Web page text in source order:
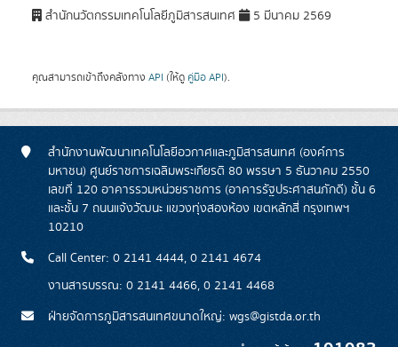
สำนักนวัตกรรมเทคโนโลยีภูมิสารสนเทศ 5 มีนาคม 2569
คุณสามารถเข้าถึงคลังทาง API (ให้ดู คู่มือ API).
สำนักงานพัฒนาเทคโนโลยีอวกาศและภูมิสารสนเทศ (องค์การ
มหาชน) ศูนย์ราชการเฉลิมพระเกียรติ 80 พรรษา 5 ธันวาคม 2550
เลขที่ 120 อาคารรวมหน่วยราชการ (อาคารรัฐประศาสนภักดี) ชั้น 6
และชั้น 7 ถนนแจ้งวัฒนะ แขวงทุ่งสองห้อง เขตหลักสี่ กรุงเทพฯ
10210
Call Center: 0 2141 4444, 0 2141 4674
งานสารบรรณ: 0 2141 4466, 0 2141 4468
ฝ่ายจัดการภูมิสารสนเทศขนาดใหญ่: wgs@gistda.or.th